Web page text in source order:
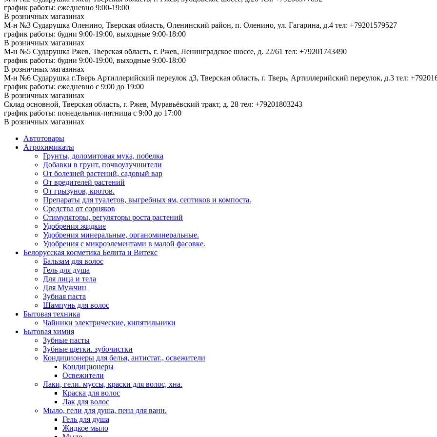
график работы: ежедневно 9:00-19:00
В розничных магазинах
М-н №3 Сударушка Оленино, Тверская область, Оленинский район, п. Оленино, ул. Гагарина, д.4 тел: +79201579527
график работы: будни 9:00-19:00, выходные 9:00-18:00
В розничных магазинах
М-н №5 Сударушка Ржев, Тверская область, г. Ржев, Ленинградское шоссе, д. 22/61 тел: +79201743490
график работы: будни 9:00-19:00, выходные 9:00-18:00
В розничных магазинах
М-н №6 Сударушка г.Тверь Артиллерийский переулок д3, Тверская область, г. Тверь, Артиллерийский переулок, д.3 тел:
график работы: ежедневно с 9:00 до 19:00
В розничных магазинах
Склад основной, Тверская область, г. Ржев, Муравьёвский тракт, д. 28 тел: +79201803243
график работы: понедельник-пятница с 9:00 до 17:00
В розничных магазинах
Автотовары
Агрохимикаты
Грунты, доломитовая мука, побелка
Добавки в грунт, почвоулучшители
От болезней растений, садовый вар
От вредителей растений
От грызунов, кротов.
Препараты для туалетов, выгребных ям, септиков и компоста.
Средства от сорняков
Стимуляторы, регуляторы роста растений
Удобрения жидкие
Удобрения минеральные, органоминеральные.
Удобрения с микроэлементами в малой фасовке.
Белорусская косметика Белита и Витекс
Бальзам для волос
Гель для душа
Для лица и тела
Для Мужчин
Зубная паста
Шампунь для волос
Бытовая техника
Чайники электрические, кипятильники
Бытовая химия
Зубные пасты
Зубные щетки. зубочистки
Кондиционеры для белья, антистат., освежители
Кондиционеры
Освежители
Лаки, гели. муссы, краски для волос, хна.
Краска для волос
Лак для волос
Мыло, гели для душа, пена для ванн.
Гель для душа
Жидкое мыло